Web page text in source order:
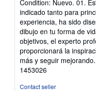
out
of
5
stars
Condition: Nuevo. 01.
indicado tanto para
experiencia, ha sido
dibujo en tu forma de
objetivos, el experto
proporcionará la
más y seguir
1453026
Contact seller